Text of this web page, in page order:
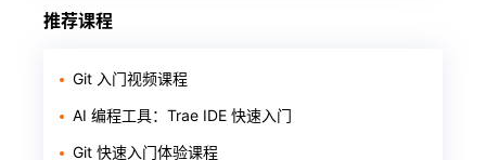
推荐课程
Git 入门视频课程
AI 编程工具：Trae IDE 快速入门
Git 快速入门体验课程